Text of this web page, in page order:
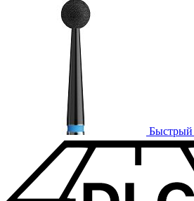
Быстрый